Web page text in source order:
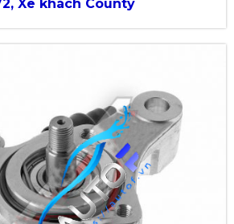
Xe khách County